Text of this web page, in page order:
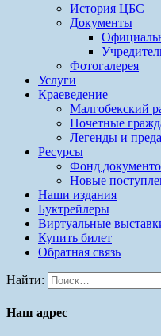
История ЦБС
Документы
Фотогалерея
Услуги
Краеведение
Малгобекский
Почетные
Легенды и
Ресурсы
Фонд
Новые
Наши издания
Буктрейлеры
Виртуальные
Купить билет
Обратная связь
Найти:
Наш адрес